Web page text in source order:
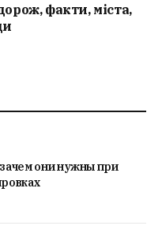
факти, міста,
они нужны при